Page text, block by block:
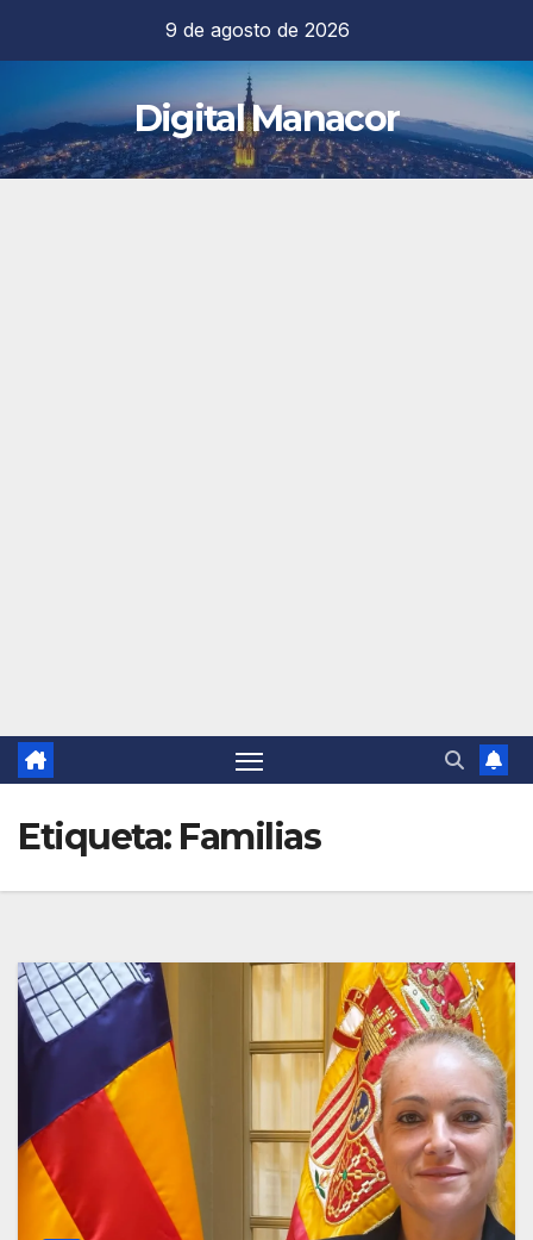
contenido
9 de agosto de 2026
Digital Manacor
Etiqueta: Familias